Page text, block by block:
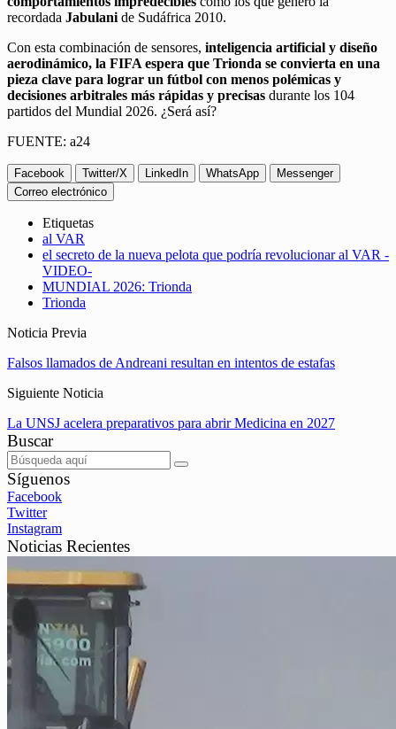
recordada Jabulani de Sudáfrica 2010.
Con esta combinación de sensores, inteligencia artificial y diseño
aerodinámico, la FIFA espera que Trionda se convierta en una
pieza clave para lograr un fútbol con menos polémicas y
decisiones arbitrales más rápidas y precisas durante los 104
partidos del Mundial 2026. ¿Será así?
FUENTE: a24
Facebook Twitter/X LinkedIn WhatsApp
Messenger
Correo electrónico
Etiquetas
al VAR
el secreto de la nueva pelota que podría revolucionar al VAR -
VIDEO-
MUNDIAL 2026: Trionda
Trionda
Noticia Previa
Falsos llamados de Andreani resultan en intentos de estafas
Siguiente Noticia
La UNSJ acelera preparativos para abrir Medicina en 2027
Buscar
Síguenos
Facebook
Twitter
Instagram
Noticias Recientes